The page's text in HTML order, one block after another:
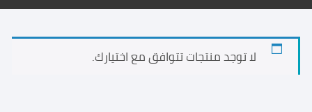
لا توجد منتجات تتوافق مع اختيارك.